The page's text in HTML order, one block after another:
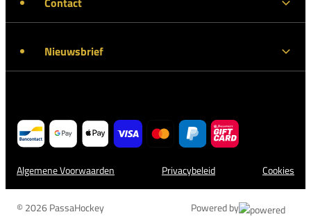
Nieuwsbrief
Algemene Voorwaarden Privacybeleid Cookies
© 2026 PassaHockey Powered by